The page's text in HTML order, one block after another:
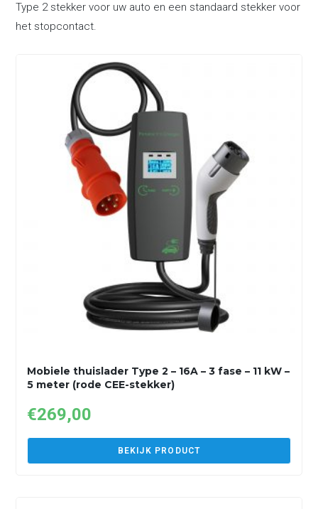
Type 2 stekker voor uw auto en een standaard stekker voor
het stopcontact.
Mobiele thuislader Type 2 – 16A – 3 fase – 11 kW –
5 meter (rode CEE-stekker)
€269,00
BEKIJK PRODUCT